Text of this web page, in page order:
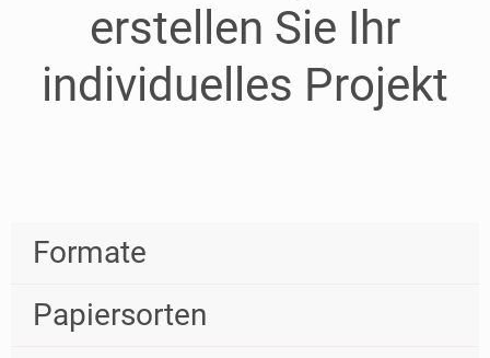
erstellen Sie Ihr
individuelles Projekt
Formate
Papiersorten